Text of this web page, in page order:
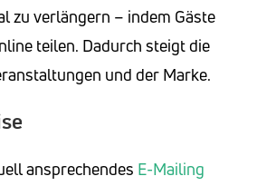
zu verlängern – indem Gäste
teilen. Dadurch steigt die
und der Marke.
ansprechendes E-Mailing